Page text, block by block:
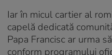
Iar în micul cartier al
capelă dedicată
Papa Francisc ar urma
conform programului